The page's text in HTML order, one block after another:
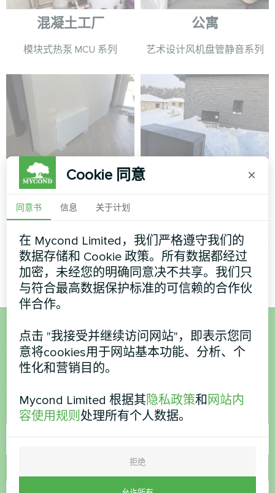
混凝土工厂
模块式热泵 MCU 系列
公寓
艺术设计风机盘管静音系列
私人住宅
冬季准备好的私人住
BeeSmart 热泵在极端冬季条
件下为现代家庭提供可靠的供
暖性能。
想购买或有疑问？
名称
Cookie 同意 ×
同意书 信息 关于计划
在 Mycond Limited，我们严格遵守我们的
数据存储和 Cookie 政策。所有数据都经过
加密，未经您的明确同意决不共享。我们只
与符合最高数据保护标准的可信赖的合作伙
伴合作。
点击 "我接受并继续访问网站"，即表示您同
意将cookies用于网站基本功能、分析、个
性化和营销目的。
Mycond Limited 根据其隐私政策和 网站内
容使用规则处理所有个人数据。
拒绝